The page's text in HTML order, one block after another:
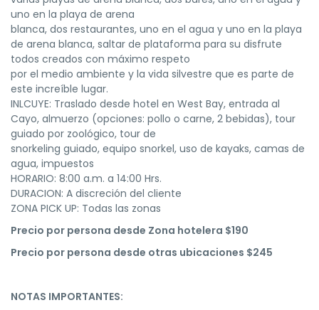
uno en la playa de arena
blanca, dos restaurantes, uno en el agua y uno en la playa
de arena blanca, saltar de plataforma para su disfrute
todos creados con máximo respeto
por el medio ambiente y la vida silvestre que es parte de
este increíble lugar.
INLCUYE: Traslado desde hotel en West Bay, entrada al
Cayo, almuerzo (opciones: pollo o carne, 2 bebidas), tour
guiado por zoológico, tour de
snorkeling guiado, equipo snorkel, uso de kayaks, camas de
agua, impuestos
HORARIO: 8:00 a.m. a 14:00 Hrs.
DURACION: A discreción del cliente
ZONA PICK UP: Todas las zonas
Precio por persona desde Zona hotelera $190
Precio por persona desde otras ubicaciones $245
NOTAS IMPORTANTES: